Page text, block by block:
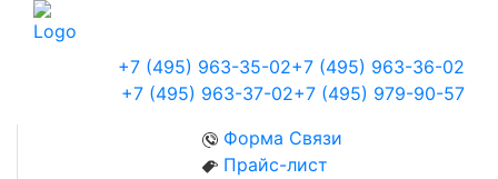
+7 (495) 963-35-02+7 (495) 963-36-02
+7 (495) 963-37-02+7 (495) 979-90-57
Форма Связи
Прайс-лист